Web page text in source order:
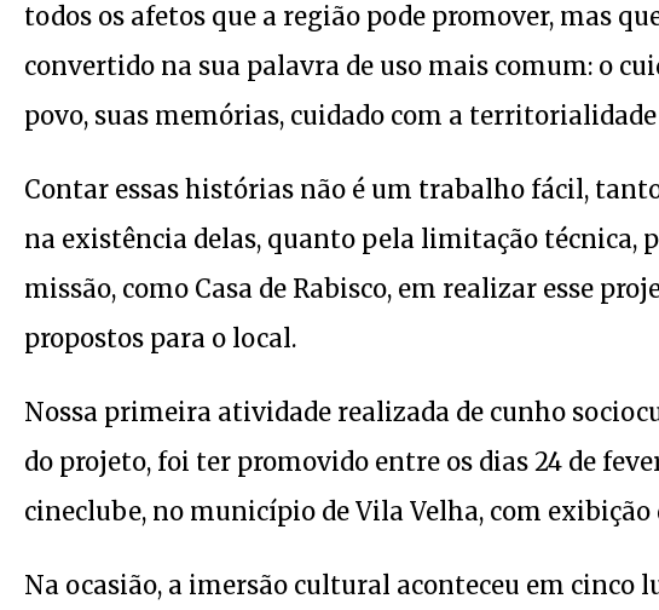
todos os afetos que a região pode promover, mas
convertido na sua palavra de uso mais comum: o
povo, suas memórias, cuidado com a
Contar essas histórias não é um trabalho fácil,
na existência delas, quanto pela limitação técnica,
missão, como Casa de Rabisco, em realizar esse
propostos para o local.
Nossa primeira atividade realizada de cunho
do projeto, foi ter promovido entre os dias 24 de
cineclube, no município de Vila Velha, com
Na ocasião, a imersão cultural aconteceu em cinco